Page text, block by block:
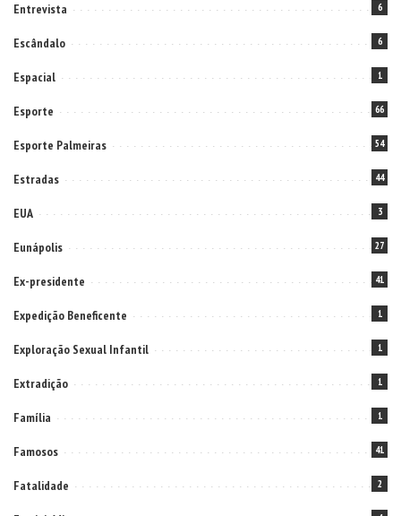
Entrevista 6
Escândalo 6
Espacial 1
Esporte 66
Esporte Palmeiras 54
Estradas 44
EUA 3
Eunápolis 27
Ex-presidente 41
Expedição Beneficente 1
Exploração Sexual Infantil 1
Extradição 1
Família 1
Famosos 41
Fatalidade 2